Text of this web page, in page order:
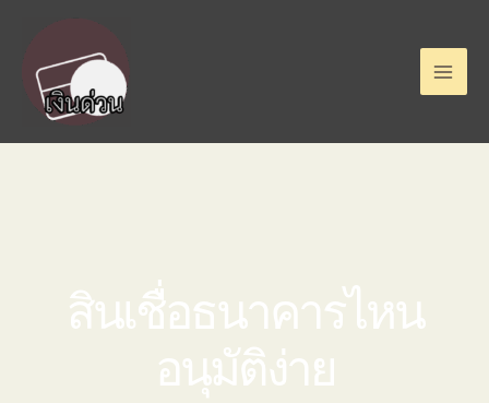
สินเชื่อธนาคารไหน
อนุมัติง่าย